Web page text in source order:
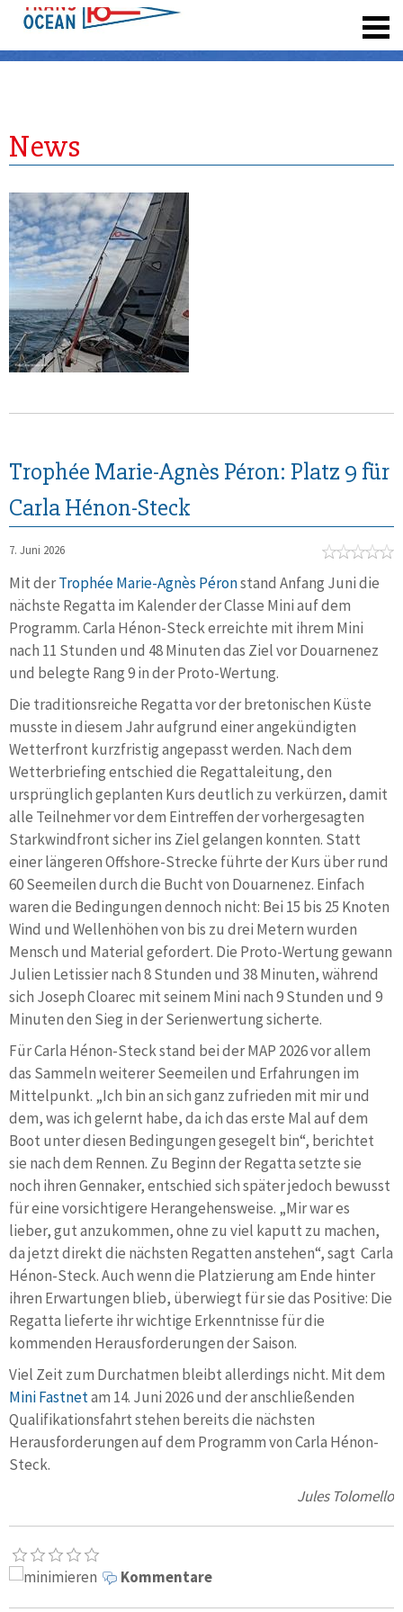
News
Trophée Marie-Agnès Péron: Platz 9 für
Carla Hénon-Steck
7. Juni 2026
Mit derTrophée Marie-Agnès Péronstand Anfang Juni die
nächste Regatta im Kalender der Classe Mini auf dem
Programm. Carla Hénon-Steck erreichte mit ihrem Mini
nach 11 Stunden und 48 Minuten das Ziel vor Douarnenez
und belegte Rang 9 in der Proto-Wertung.
Die traditionsreiche Regatta vor der bretonischen Küste
musste in diesem Jahr aufgrund einer angekündigten
Wetterfront kurzfristig angepasst werden. Nach dem
Wetterbriefing entschied die Regattaleitung, den
ursprünglich geplanten Kurs deutlich zu verkürzen, damit
alle Teilnehmer vor dem Eintreffen der vorhergesagten
Starkwindfront sicher ins Ziel gelangen konnten. Statt
einer längeren Offshore-Strecke führte der Kurs über rund
60 Seemeilen durch die Bucht von Douarnenez. Einfach
waren die Bedingungen dennoch nicht: Bei 15 bis 25 Knoten
Wind und Wellenhöhen von bis zu drei Metern wurden
Mensch und Material gefordert. Die Proto-Wertung gewann
Julien Letissier nach 8 Stunden und 38 Minuten, während
sich Joseph Cloarec mit seinem Mini nach 9 Stunden und 9
Minuten den Sieg in der Serienwertung sicherte.
Für Carla Hénon-Steck stand bei der MAP 2026 vor allem
das Sammeln weiterer Seemeilen und Erfahrungen im
Mittelpunkt. „Ich bin an sich ganz zufrieden mit mir und
dem, was ich gelernt habe, da ich das erste Mal auf dem
Boot unter diesen Bedingungen gesegelt bin“, berichtet
sie nach dem Rennen. Zu Beginn der Regatta setzte sie
noch ihren Gennaker, entschied sich später jedoch bewusst
für eine vorsichtigere Herangehensweise. „Mir war es
lieber, gut anzukommen, ohne zu viel kaputt zu machen,
da jetzt direkt die nächsten Regatten anstehen“, sagt Carla
Hénon-Steck. Auch wenn die Platzierung am Ende hinter
ihren Erwartungen blieb, überwiegt für sie das Positive: Die
Regatta lieferte ihr wichtige Erkenntnisse für die
kommenden Herausforderungen der Saison.
Viel Zeit zum Durchatmen bleibt allerdings nicht. Mit dem
Mini Fastnetam 14. Juni 2026 und der anschließenden
Qualifikationsfahrt stehen bereits die nächsten
Herausforderungen auf dem Programm von Carla Hénon-
Steck.
Jules Tolomello
Kommentare